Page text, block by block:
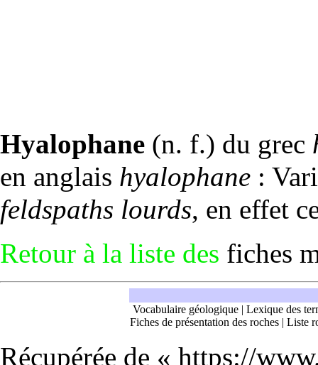
Hyalophane (n. f.) du grec
en anglais hyalophane :
feldspaths lourds, en effet
Retour à la liste des fiches
Vocabulaire géologique| Lexique des
Fiches de présentation des roches| Liste
Récupérée de « https://